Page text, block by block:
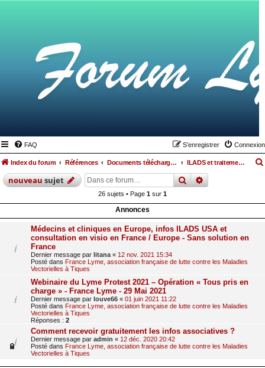
FAQ Connexion
S’enregistrer
Index du forum Références Documents téléchargeables ILADS et traitements US
nouveausujet rechercher
recherche
26 sujets • Page 1 sur 1
Annonces
Médecins et cliniques en Europe, infos ILADS USA et
consultation en visio en France / Europe - Sans solution en
France
Dernier message par litana « 12 nov. 2021 15:34
Posté dans France Lyme, association française de lutte contre les Maladies
Vectorielles à Tiques
Webinaire du Lyme Protest 2021 – Opération « Tous pris en
charge » - France Lyme - 29 Mai 2021
Dernier message par louve66 « 01 juin 2021 11:22
Posté dans France Lyme, association française de lutte contre les Maladies
Vectorielles à Tiques
Réponses : 2
Comment recevoir gratuitement les infos associatives ?
Dernier message par admin « 12 déc. 2020 20:42
Posté dans France Lyme, association française de lutte contre les Maladies
Vectorielles à Tiques